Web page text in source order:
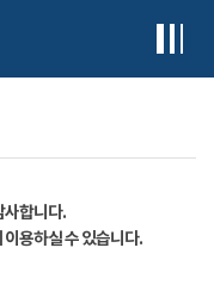
사합니다.
용하실 수 있습니다.